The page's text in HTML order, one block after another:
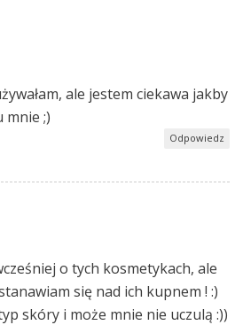
ale jestem ciekawa jakby
mnie ;)
Odpowiedz
o tych kosmetykach, ale
się nad ich kupnem ! :)
skóry i może mnie nie uczulą :))